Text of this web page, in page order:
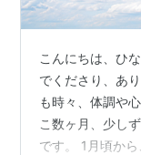
こんにちは、ひ
でくださり、あ
も時々、体調や
こ数ヶ月、少し
です。 1月頃か